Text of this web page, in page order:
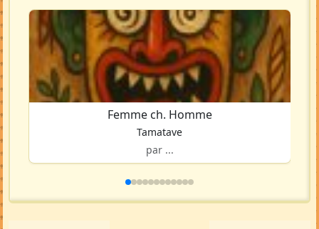
Femme ch. Homme
Tamatave
par ...